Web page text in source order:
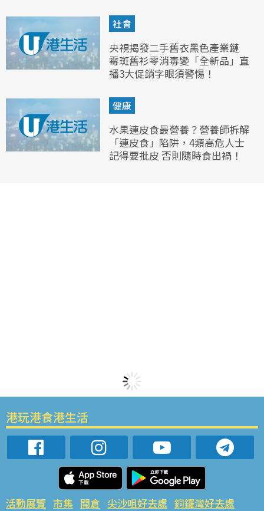
社會
央視揭發二手舊衣黑色產業鏈
霉斑舊衫零消毒變「全新品」直
播3大促銷字眼須警惕！
健康
水果連皮食最營養？營養師拆解
「連皮食」陷阱，4類高危人士
記得要批皮 否則隨時食出禍！
港玩港食港生活
活動展覽 市集 開倉 尖沙咀好去處 銅鑼灣好去處